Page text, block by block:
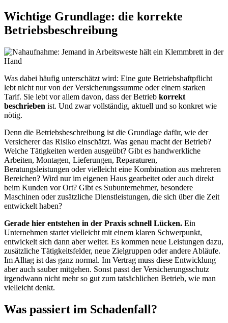
Wichtige Grundlage: die korrekte
Betriebsbeschreibung
Was dabei häufig unterschätzt wird: Eine gute Betriebshaftpflicht
lebt nicht nur von der Versicherungssumme oder einem starken
Tarif. Sie lebt vor allem davon, dass der Betrieb korrekt
beschrieben ist. Und zwar vollständig, aktuell und so konkret wie
nötig.
Denn die Betriebsbeschreibung ist die Grundlage dafür, wie der
Versicherer das Risiko einschätzt. Was genau macht der Betrieb?
Welche Tätigkeiten werden ausgeübt? Gibt es handwerkliche
Arbeiten, Montagen, Lieferungen, Reparaturen,
Beratungsleistungen oder vielleicht eine Kombination aus mehreren
Bereichen? Wird nur im eigenen Haus gearbeitet oder auch direkt
beim Kunden vor Ort? Gibt es Subunternehmer, besondere
Maschinen oder zusätzliche Dienstleistungen, die sich über die Zeit
entwickelt haben?
Gerade hier entstehen in der Praxis schnell Lücken. Ein
Unternehmen startet vielleicht mit einem klaren Schwerpunkt,
entwickelt sich dann aber weiter. Es kommen neue Leistungen dazu,
zusätzliche Tätigkeitsfelder, neue Zielgruppen oder andere Abläufe.
Im Alltag ist das ganz normal. Im Vertrag muss diese Entwicklung
aber auch sauber mitgehen. Sonst passt der Versicherungsschutz
irgendwann nicht mehr so gut zum tatsächlichen Betrieb, wie man
vielleicht denkt.
Was passiert im Schadenfall?